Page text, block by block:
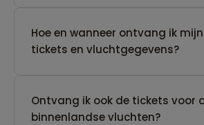
Hoe en wanneer ontvang ik
tickets en vluchtgegevens?
Ontvang ik ook de tickets voor
binnenlandse vluchten?